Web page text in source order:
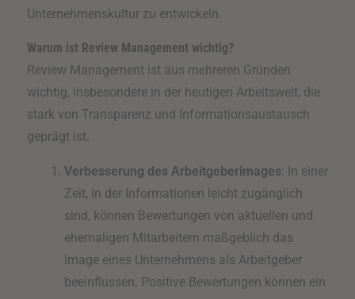
Unternehmenskultur zu entwickeln.
Warum ist Review Management wichtig?
Review Management ist aus mehreren Gründen
wichtig, insbesondere in der heutigen Arbeitswelt, die
stark von Transparenz und Informationsaustausch
geprägt ist.
Verbesserung des Arbeitgeberimages: In einer
Zeit, in der Informationen leicht zugänglich
sind, können Bewertungen von aktuellen und
ehemaligen Mitarbeitern maßgeblich das
Image eines Unternehmens als Arbeitgeber
beeinflussen. Positive Bewertungen können ein